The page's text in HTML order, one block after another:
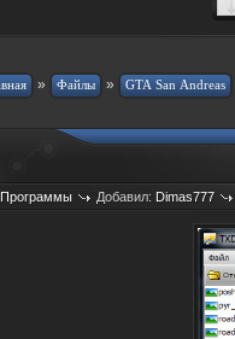
» »
Программы Добавил: Dimas777